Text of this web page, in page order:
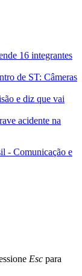
16 integrantes
de ST: Câmeras
e diz que vai
acidente na
- Comunicação e
Esc para